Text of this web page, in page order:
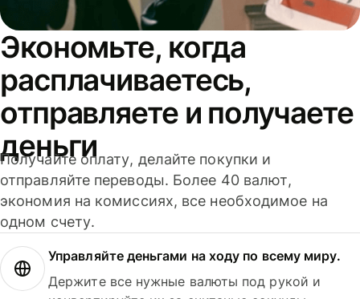
Экономьте, когда
расплачиваетесь,
отправляете и получаете
деньги
Получайте оплату, делайте покупки и
отправляйте переводы. Более 40 валют,
экономия на комиссиях, все необходимое на
одном счету.
Управляйте деньгами на ходу по всему миру.
Держите все нужные валюты под рукой и